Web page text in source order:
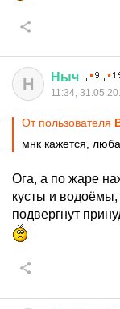
Н Ныч
11:34,
От пользователя
мнк кажется,
Ога, а по жаре
кусты и
подвергнут